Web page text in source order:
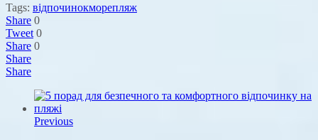
Tags: відпочинокморепляж
Share 0
Tweet 0
Share 0
Share
Share
Previous